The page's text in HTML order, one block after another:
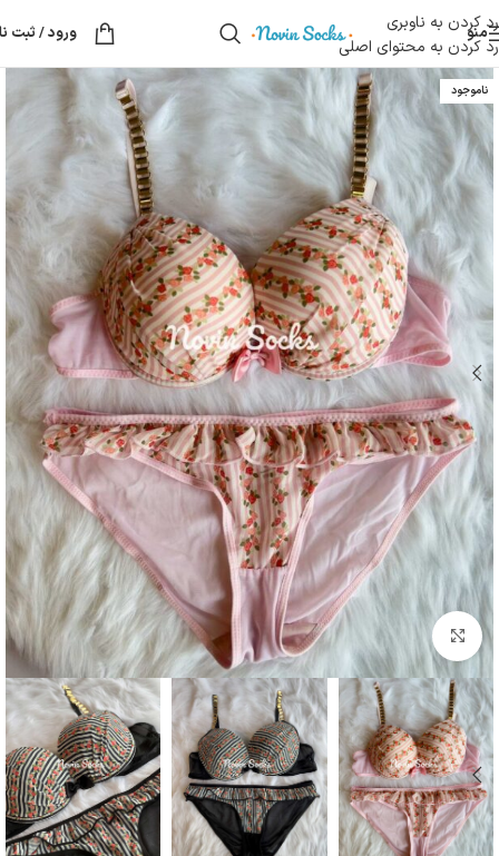
رد کردن به ناوبری
رد کردن به محتوای اصلی
منو ورود / ثبت
ناموجود
بزرگنمایی تصویر